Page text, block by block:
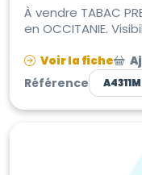
À vendre TABAC
en OCCITANIE.
Voir la fiche
Référence